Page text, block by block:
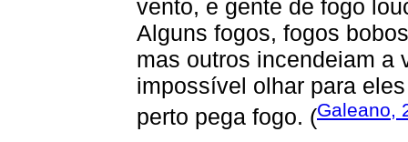
vento, e gente de fogo
Alguns fogos, fogos
mas outros incendeiam a
impossível olhar para
perto pega fogo. (Galeano,